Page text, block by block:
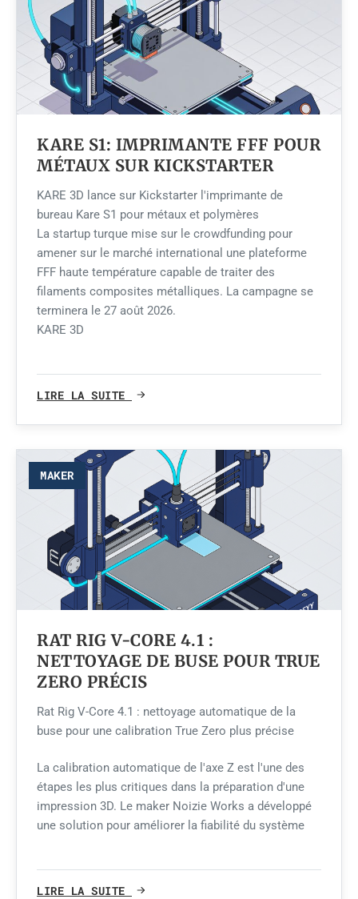
KARE S1: IMPRIMANTE FFF POUR
MÉTAUX SUR KICKSTARTER
KARE 3D lance sur Kickstarter l'imprimante de
bureau Kare S1 pour métaux et polymères
La startup turque mise sur le crowdfunding pour
amener sur le marché international une plateforme
FFF haute température capable de traiter des
filaments composites métalliques. La campagne se
terminera le 27 août 2026.
KARE 3D
LIRE LA SUITE
MAKER
RAT RIG V-CORE 4.1 :
NETTOYAGE DE BUSE POUR TRUE
ZERO PRÉCIS
Rat Rig V-Core 4.1 : nettoyage automatique de la
buse pour une calibration True Zero plus précise
La calibration automatique de l'axe Z est l'une des
étapes les plus critiques dans la préparation d'une
impression 3D. Le maker Noizie Works a développé
une solution pour améliorer la fiabilité du système
LIRE LA SUITE